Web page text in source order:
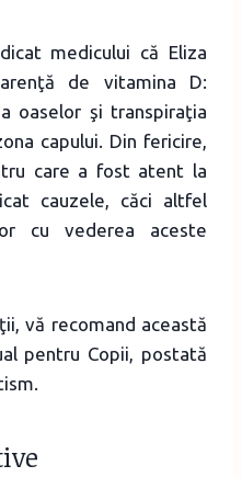
medicului că Eliza
de vitamina D:
oaselor şi transpiraţia
capului. Din fericire,
care a fost atent la
cauzele, căci altfel
cu vederea aceste
vă recomand această
pentru Copii, postată